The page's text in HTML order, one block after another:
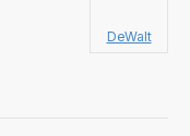
DeWalt